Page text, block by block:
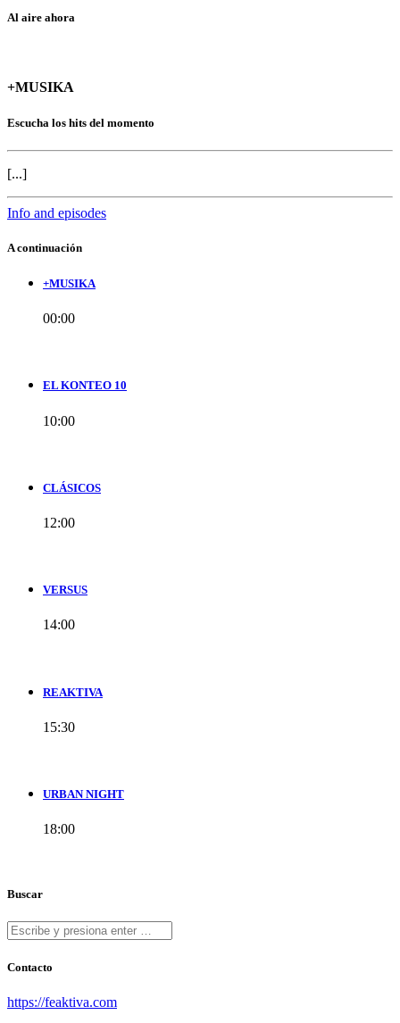
Al aire ahora
+MUSIKA
Escucha los hits del momento
[...]
Info and episodes
A continuación
+MUSIKA
00:00
EL KONTEO 10
10:00
CLÁSICOS
12:00
VERSUS
14:00
REAKTIVA
15:30
URBAN NIGHT
18:00
Buscar
Contacto
https://feaktiva.com